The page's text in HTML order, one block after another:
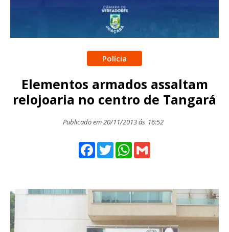
Polícia
Elementos armados assaltam
relojoaria no centro de Tangará
Publicado em 20/11/2013 ás 16:52
Facebook
TwitterWhatsApp